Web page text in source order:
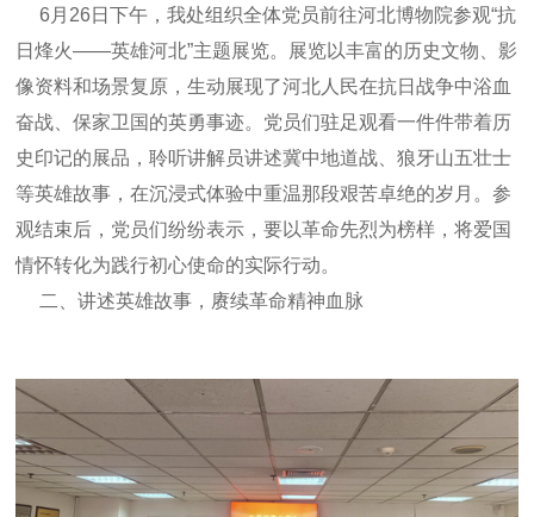
6月26日下午，我处组织全体党员前往河北博物院参观“抗
日烽火——英雄河北”主题展览。展览以丰富的历史文物、影
像资料和场景复原，生动展现了河北人民在抗日战争中浴血
奋战、保家卫国的英勇事迹。党员们驻足观看一件件带着历
史印记的展品，聆听讲解员讲述冀中地道战、狼牙山五壮士
等英雄故事，在沉浸式体验中重温那段艰苦卓绝的岁月。参
观结束后，党员们纷纷表示，要以革命先烈为榜样，将爱国
情怀转化为践行初心使命的实际行动。
二、讲述英雄故事，赓续革命精神血脉